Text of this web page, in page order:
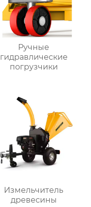
Ручные
гидравлические
погрузчики
Измельчитель
древесины